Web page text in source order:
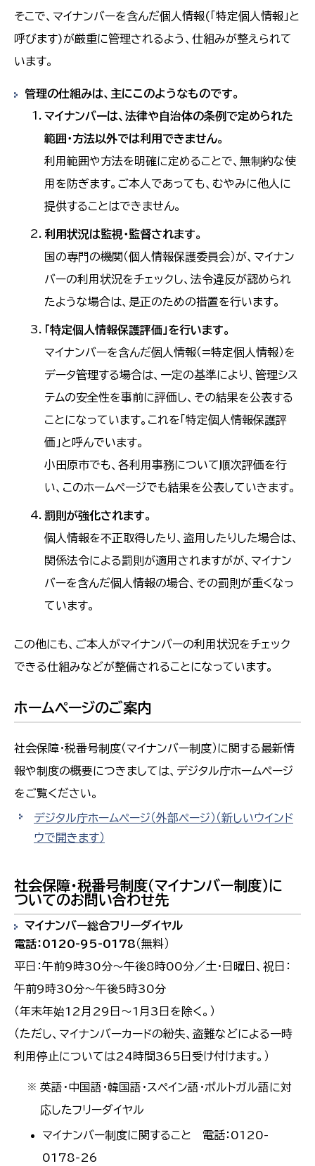
そこで、マイナンバーを含んだ個人情報(「特定個人情報」と
呼びます)が厳重に管理されるよう、仕組みが整えられて
います。
管理の仕組みは、主にこのようなものです。
マイナンバーは、法律や自治体の条例で定められた
範囲・方法以外では利用できません。
利用範囲や方法を明確に定めることで、無制約な使
用を防ぎます。ご本人であっても、むやみに他人に
提供することはできません。
利用状況は監視・監督されます。
国の専門の機関（個人情報保護委員会）が、マイナン
バーの利用状況をチェックし、法令違反が認められ
たような場合は、是正のための措置を行います。
「特定個人情報保護評価」を行います。
マイナンバーを含んだ個人情報（=特定個人情報）を
データ管理する場合は、一定の基準により、管理シス
テムの安全性を事前に評価し、その結果を公表する
ことになっています。これを「特定個人情報保護評
価」と呼んでいます。
小田原市でも、各利用事務について順次評価を行
い、このホームページでも結果を公表していきます。
罰則が強化されます。
個人情報を不正取得したり、盗用したりした場合は、
関係法令による罰則が適用されますがが、マイナン
バーを含んだ個人情報の場合、その罰則が重くなっ
ています。
この他にも、ご本人がマイナンバーの利用状況をチェック
できる仕組みなどが整備されることになっています。
ホームページのご案内
社会保障・税番号制度（マイナンバー制度）に関する最新情
報や制度の概要につきましては、デジタル庁ホームページ
をご覧ください。
デジタル庁ホームページ（外部ページ） （新しいウインド
ウで開きます）
社会保障・税番号制度（マイナンバー制度）に
ついてのお問い合わせ先
マイナンバー総合フリーダイヤル
電話：0120-95-0178（無料）
平日：午前9時30分～午後8時00分／土・日曜日、祝日：
午前9時30分～午後5時30分
（年末年始12月29日～1月3日を除く。）
（ただし、マイナンバーカードの紛失、盗難などによる一時
利用停止については24時間365日受け付けます。）
※ 英語・中国語・韓国語・スペイン語・ポルトガル語に対
応したフリーダイヤル
マイナンバー制度に関すること 電話：0120-
0178-26